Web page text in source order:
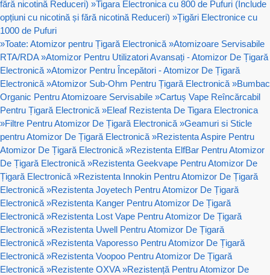
fără nicotină Reduceri) »Tigara Electronica cu 800 de Pufuri (Include
opțiuni cu nicotină și fără nicotină Reduceri) »Țigări Electronice cu
1000 de Pufuri
»Toate: Atomizor pentru Țigară Electronică »Atomizoare Servisabile
RTA/RDA »Atomizor Pentru Utilizatori Avansați - Atomizor De Țigară
Electronică »Atomizor Pentru Începători - Atomizor De Țigară
Electronică »Atomizor Sub-Ohm Pentru Țigară Electronică »Bumbac
Organic Pentru Atomizoare Servisabile »Cartuș Vape Reîncărcabil
Pentru Țigară Electronică »Eleaf Rezistenta De Tigara Electronica
»Filtre Pentru Atomizor De Țigară Electronică »Geamuri si Sticle
pentru Atomizor De Țigară Electronică »Rezistenta Aspire Pentru
Atomizor De Țigară Electronică »Rezistenta ElfBar Pentru Atomizor
De Țigară Electronică »Rezistenta Geekvape Pentru Atomizor De
Țigară Electronică »Rezistenta Innokin Pentru Atomizor De Țigară
Electronică »Rezistenta Joyetech Pentru Atomizor De Țigară
Electronică »Rezistenta Kanger Pentru Atomizor De Țigară
Electronică »Rezistenta Lost Vape Pentru Atomizor De Țigară
Electronică »Rezistenta Uwell Pentru Atomizor De Țigară
Electronică »Rezistenta Vaporesso Pentru Atomizor De Țigară
Electronică »Rezistenta Voopoo Pentru Atomizor De Țigară
Electronică »Rezistente OXVA »Rezistență Pentru Atomizor De